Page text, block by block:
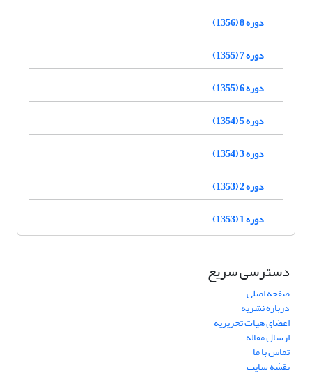
دوره 8 (1356)
دوره 7 (1355)
دوره 6 (1355)
دوره 5 (1354)
دوره 3 (1354)
دوره 2 (1353)
دوره 1 (1353)
دسترسی سریع
صفحه اصلی
درباره نشریه
اعضای هیات تحریریه
ارسال مقاله
تماس با ما
نقشه سایت